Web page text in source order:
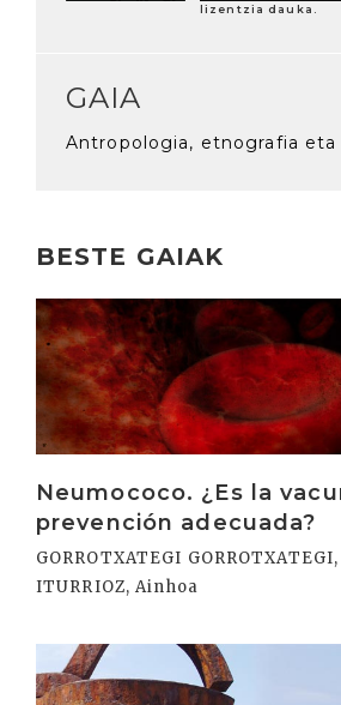
lizentzia dauka.
GAIA
Antropologia, etnografia eta
BESTE GAIAK
Neumococo. ¿Es la
prevención adecuada?
GORROTXATEGI
ITURRIOZ, Ainhoa
Irakurri
Irakurri